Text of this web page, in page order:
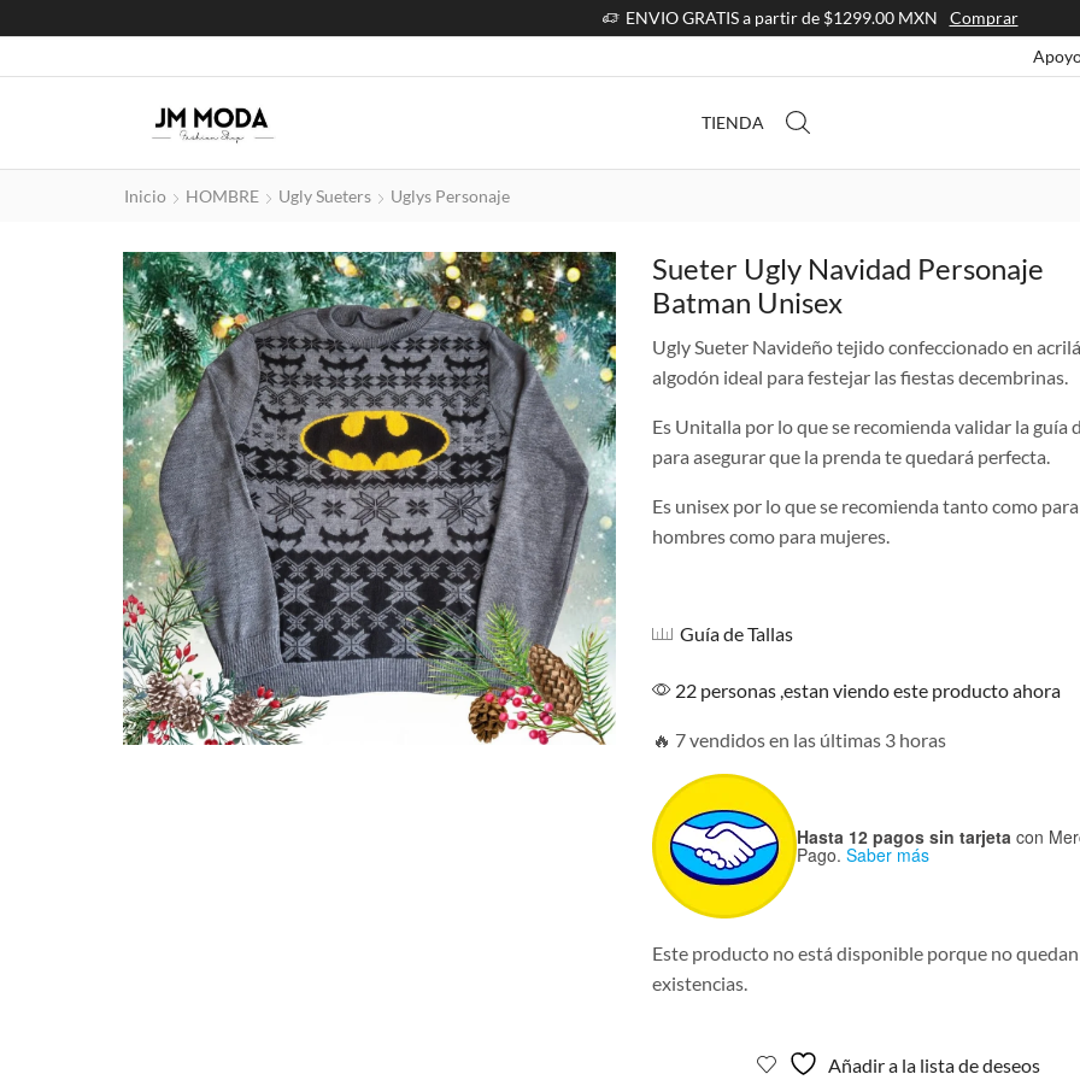
ENVIO GRATIS a partir de $1299.00 MXN
Comprar
TIENDA
Inicio HOMBRE Ugly Sueters Uglys Personaje
Sueter Ugly Navidad Personaje
Batman Unisex
Ugly Sueter Navideño tejido confeccionado en
algodón ideal para festejar las fiestas decembrinas.
Es Unitalla por lo que se recomienda validar la guía
para asegurar que la prenda te quedará perfecta.
Es unisex por lo que se recomienda tanto como para
hombres como para mujeres.
Guía de Tallas
22 personas ,estan viendo este producto ahora
🔥 7 vendidos en las últimas 3 horas
Hasta 12 pagos sin tarjeta con
Pago. Saber más
Este producto no está disponible porque no quedan
existencias.
Añadir a la lista de deseos